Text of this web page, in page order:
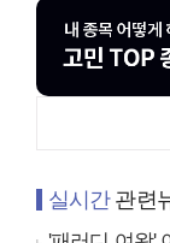
실시간관련